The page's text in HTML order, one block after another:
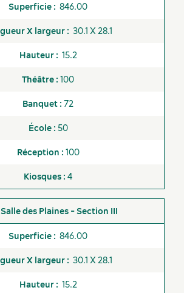
846.00
30.1 X 28.1
15.2
100
72
50
100
4
Salle des Plaines - Section III
846.00
30.1 X 28.1
15.2